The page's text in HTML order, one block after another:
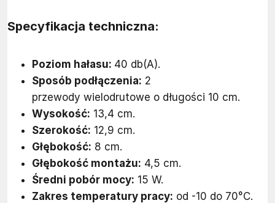
Specyfikacja techniczna:
Poziom hałasu: 40 db(A).
Sposób podłączenia: 2
przewody wielodrutowe o długości 10 cm.
Wysokość: 13,4 cm.
Szerokość: 12,9 cm.
Głębokość: 8 cm.
Głębokość montażu: 4,5 cm.
Średni pobór mocy: 15 W.
Zakres temperatury pracy: od -10 do 70°C.